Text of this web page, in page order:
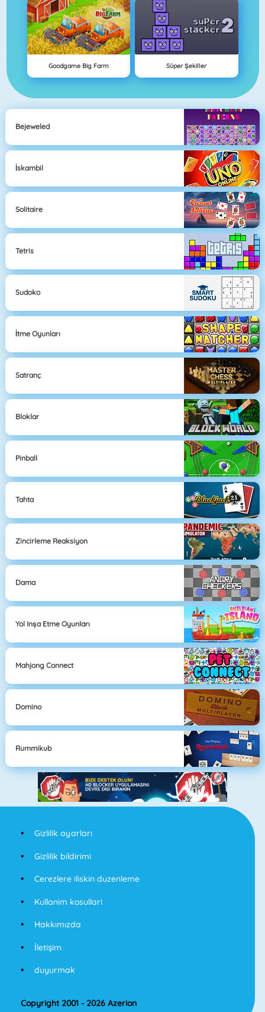
Goodgame Big Farm Süper Şekiller
Bejeweled
İskambil
Solitaire
Tetris
Sudoko
İtme Oyunları
Satranç
Bloklar
Pinball
Tahta
Zincirleme Reaksiyon
Dama
Yol Inşa Etme Oyunları
Mahjong Connect
Domino
Rummikub
Gizlilik ayarları
Gizlilik bildirimi
Cerezlere iliskin duzenleme
Kullanim kosullari
Hakkımızda
İletişim
duyurmak
Copyright 2001 - 2026 Azerion